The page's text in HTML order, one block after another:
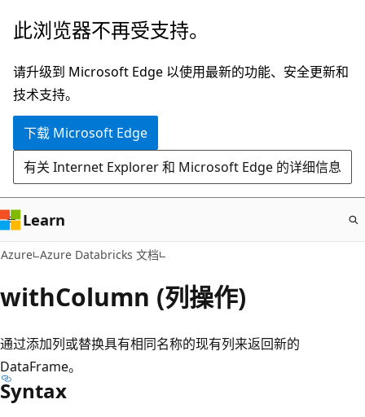
跳
主
要
内
此浏览器不再受支持。
请升级到 Microsoft Edge 以使用最新的功能、安全更新和
技术支持。
下载 Microsoft Edge
有关 Internet Explorer 和 Microsoft Edge 的详细信息
Learn
Azure Azure Databricks 文档
withColumn (列操作)
通过添加列或替换具有相同名称的现有列来返回新的
DataFrame。
Syntax